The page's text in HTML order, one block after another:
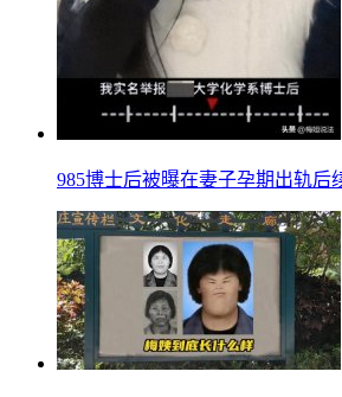
985博士后被曝在妻子孕期出轨